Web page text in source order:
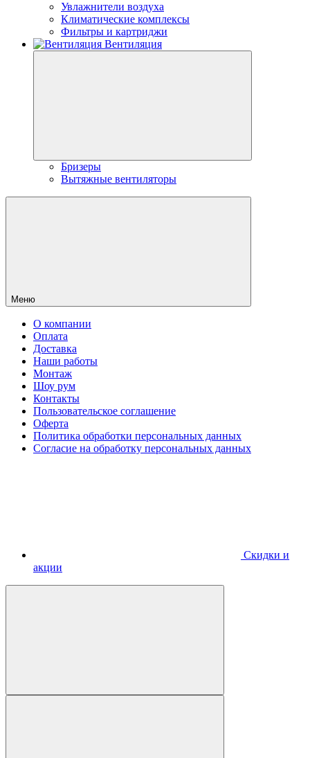
Увлажнители воздуха
Климатические комплексы
Фильтры и картриджи
Вентиляция
Бризеры
Вытяжные вентиляторы
Меню
О компании
Оплата
Доставка
Наши работы
Монтаж
Шоу рум
Контакты
Пользовательское соглашение
Оферта
Политика обработки персональных данных
Согласие на обработку персональных данных
Скидки и
акции